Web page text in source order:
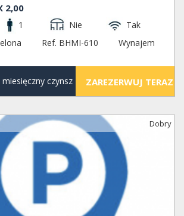
2,00
1 Nie
Tak
Ref. BHMI-610
Wynajem
czynsz ZAREZERWUJ TERAZ
Dobry